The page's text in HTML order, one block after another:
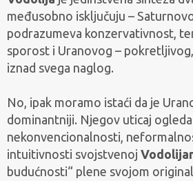
međusobno isključuju –
podrazumeva konzervativnost,
sporost i Uranovog –
iznad svega naglog.
No, ipak moramo istaći da je
dominantniji. Njegov uticaj
nekonvencionalnosti,
intuitivnosti svojstvenoj
budućnosti“ plene svojom